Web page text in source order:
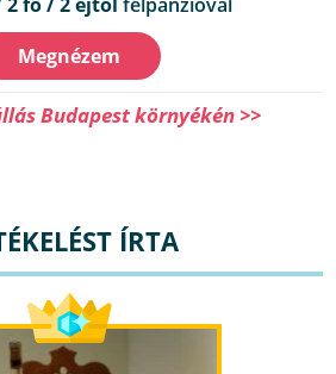
Megnézem
Budapest környékén >>
ÍRTA